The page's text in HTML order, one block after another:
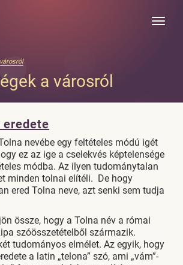
Toggle
a városról
eredete
nevébe egy feltételes módú igét
ez az ige a cselekvés képtelensége
módba. Az ilyen tudománytalan
minden tolnai elítéli. De hogy
ered Tolna neve, azt senki sem tudja
össze, hogy a Tolna név a római
szóösszetételből származik.
tudományos elmélet. Az egyik, hogy
a latin „telona” szó, ami „vám”-